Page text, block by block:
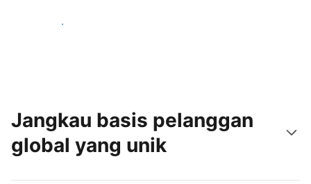
Mulai sekarang
Jangkau basis pelanggan
global yang unik